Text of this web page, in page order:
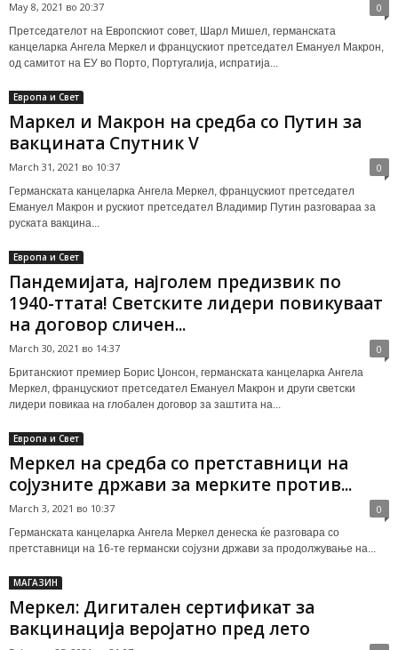
May 8, 2021 во 20:37 0
Претседателот на Европскиот совет, Шарл Мишел, германската
канцеларка Ангела Меркел и францускиот претседател Емануел Макрон,
од самитот на ЕУ во Порто, Португалија, испратија...
Европа и Свет
Маркел и Макрон на средба со Путин за
вакцината Спутник V
March 31, 2021 во 10:37 0
Германската канцеларка Ангела Меркел, францускиот претседател
Емануел Макрон и рускиот претседател Владимир Путин разговараа за
руската вакцина...
Европа и Свет
Пандемијата, најголем предизвик по
1940-ттата! Светските лидери повикуваат
на договор сличен...
March 30, 2021 во 14:37 0
Британскиот премиер Борис Џонсон, германската канцеларка Ангела
Меркел, францускиот претседател Емануел Макрон и други светски
лидери повикаа на глобален договор за заштита на...
Европа и Свет
Меркел на средба со претставници на
сојузните држави за мерките против...
March 3, 2021 во 10:37 0
Германската канцеларка Ангела Меркел денеска ќе разговара со
претставници на 16-те германски сојузни држави за продолжување на...
МАГАЗИН
Меркел: Дигитален сертификат за
вакцинација веројатно пред лето